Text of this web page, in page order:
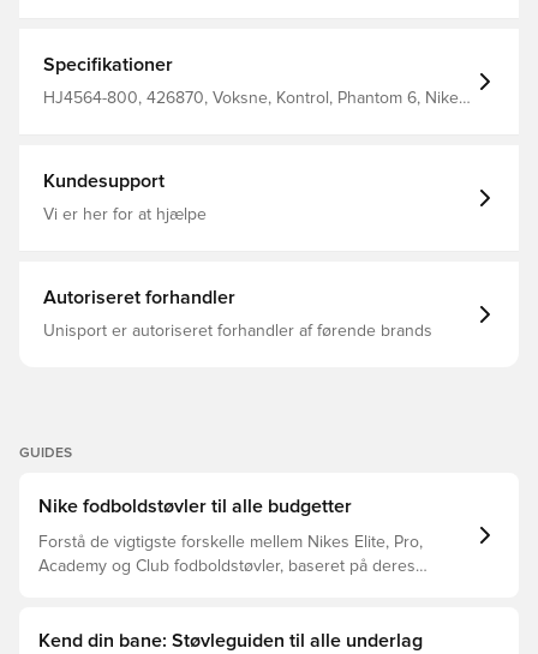
dine scoringsmuligheder, ved at bringe din fod tættere
på bolden.
Specifikationer
HJ4564-800, 426870, Voksne, Kontrol, Phantom 6, Nike,
Kundesupport
Vi er her for at hjælpe
Autoriseret forhandler
Unisport er autoriseret forhandler af førende brands
GUIDES
Nike fodboldstøvler til alle budgetter
Forstå de vigtigste forskelle mellem Nikes Elite, Pro,
Academy og Club fodboldstøvler, baseret på deres
Kend din bane: Støvleguiden til alle underlag